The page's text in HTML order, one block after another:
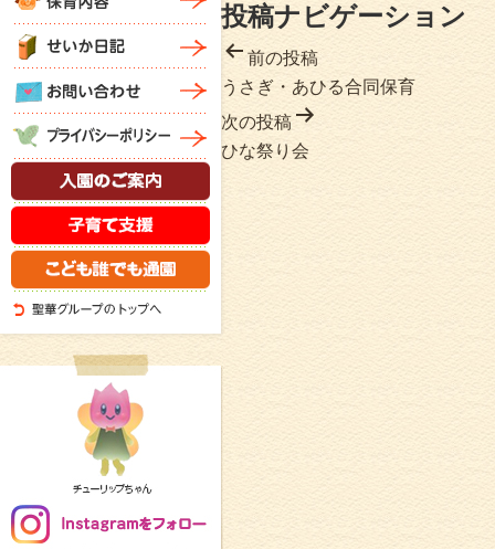
投稿ナビゲーション
前の投稿
うさぎ・あひる合同保育
次の投稿
ひな祭り会